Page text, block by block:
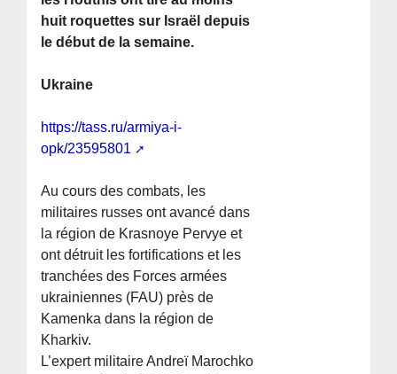
huit roquettes sur Israël depuis
le début de la semaine.
Ukraine
https://tass.ru/armiya-i-
opk/23595801
Au cours des combats, les
militaires russes ont avancé dans
la région de Krasnoye Pervye et
ont détruit les fortifications et les
tranchées des Forces armées
ukrainiennes (FAU) près de
Kamenka dans la région de
Kharkiv.
L’expert militaire Andreï Marochko